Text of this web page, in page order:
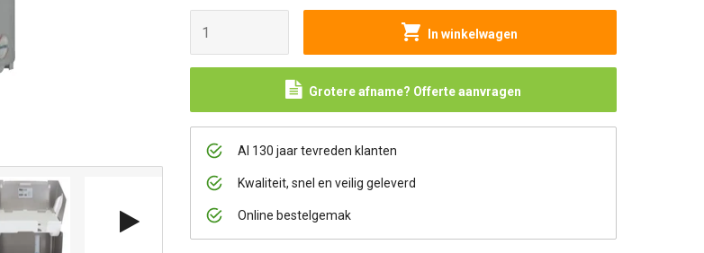
In winkelwagen
Grotere afname? Offerte aanvragen
Al 130 jaar tevreden klanten
Kwaliteit, snel en veilig geleverd
Online bestelgemak